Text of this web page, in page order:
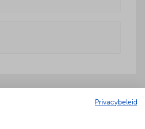
Privacybeleid